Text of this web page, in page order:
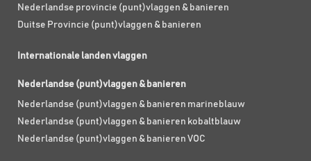
Nederlandse provincie (punt)vlaggen & banieren
Duitse Provincie (punt)vlaggen & banieren
Internationale landen vlaggen
Nederlandse (punt)vlaggen & banieren
Nederlandse (punt)vlaggen & banieren marineblauw
Nederlandse (punt)vlaggen & banieren kobaltblauw
Nederlandse (punt)vlaggen & banieren VOC